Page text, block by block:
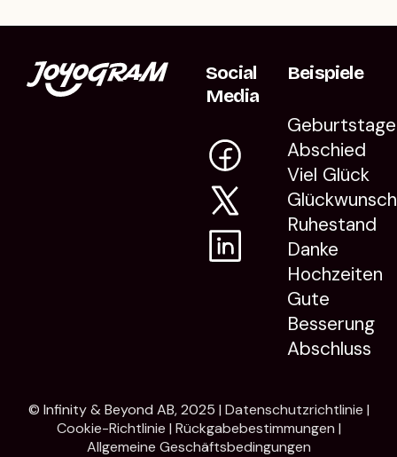
Social
Media
Beispiele
Geburtstage
Abschied
Viel Glück
Glückwunsch
Ruhestand
Danke
Hochzeiten
Gute
Besserung
Abschluss
© Infinity & Beyond AB, 2025 | Datenschutzrichtlinie |
Cookie-Richtlinie | Rückgabebestimmungen |
Allgemeine Geschäftsbedingungen